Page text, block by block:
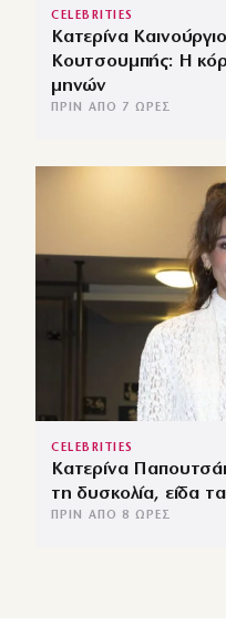
CELEBRITIES
Κατερίνα
Κουτσουμπής: Η
μηνών
ΠΡΙΝ ΑΠΌ 7 ΏΡΕΣ
CELEBRITIES
Κατερίνα
τη δυσκολία, είδα
ΠΡΙΝ ΑΠΌ 8 ΏΡΕΣ